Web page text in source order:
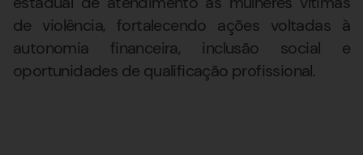
de violência, fortalecendo ações voltadas à
autonomia financeira, inclusão social e
oportunidades de qualificação profissional.